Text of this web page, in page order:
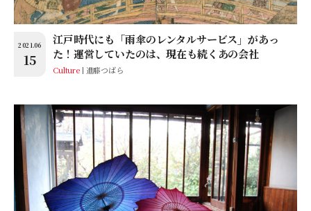
2021.06
15
江戸時代にも「雨傘のレンタルサービス」があっ
た！運営していたのは、現在も続くあの会社
Culture 進藤つばら